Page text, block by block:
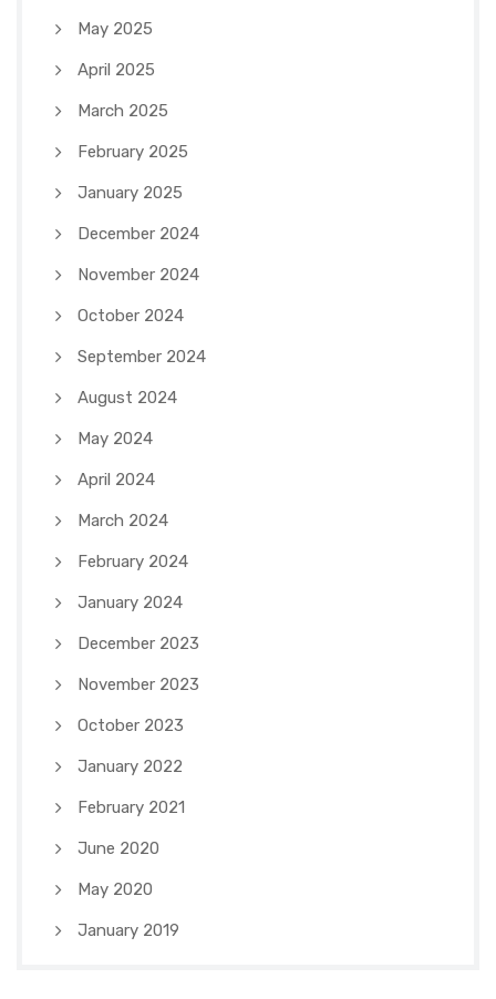
May 2025
April 2025
March 2025
February 2025
January 2025
December 2024
November 2024
October 2024
September 2024
August 2024
May 2024
April 2024
March 2024
February 2024
January 2024
December 2023
November 2023
October 2023
January 2022
February 2021
June 2020
May 2020
January 2019